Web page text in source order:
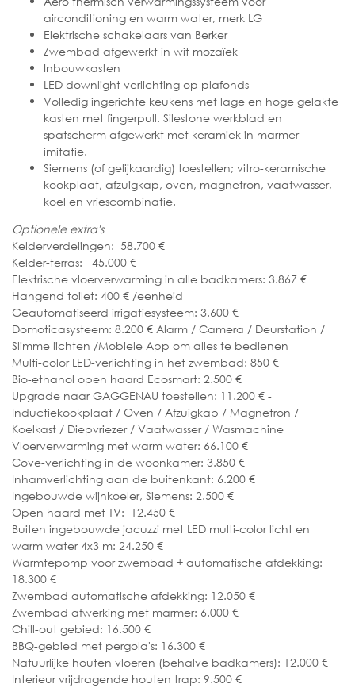
airconditioning en warm water, merk LG
Elektrische schakelaars van Berker
Zwembad afgewerkt in wit mozaïek
Inbouwkasten
LED downlight verlichting op plafonds
Volledig ingerichte keukens met lage en hoge gelakte
kasten met fingerpull. Silestone werkblad en
spatscherm afgewerkt met keramiek in marmer
imitatie.
Siemens (of gelijkaardig) toestellen; vitro-keramische
kookplaat, afzuigkap, oven, magnetron, vaatwasser,
koel en vriescombinatie.
Optionele extra's
Kelderverdelingen: 58.700 €
Kelder-terras: 45.000 €
Elektrische vloerverwarming in alle badkamers: 3.867 €
Hangend toilet: 400 € /eenheid
Geautomatiseerd irrigatiesysteem: 3.600 €
Domoticasysteem: 8.200 € Alarm / Camera / Deurstation /
Slimme lichten /Mobiele App om alles te bedienen
Multi-color LED-verlichting in het zwembad: 850 €
Bio-ethanol open haard Ecosmart: 2.500 €
Upgrade naar GAGGENAU toestellen: 11.200 € -
Inductiekookplaat / Oven / Afzuigkap / Magnetron /
Koelkast / Diepvriezer / Vaatwasser / Wasmachine
Vloerverwarming met warm water: 66.100 €
Cove-verlichting in de woonkamer: 3.850 €
Inhamverlichting aan de buitenkant: 6.200 €
Ingebouwde wijnkoeler, Siemens: 2.500 €
Open haard met TV: 12.450 €
Buiten ingebouwde jacuzzi met LED multi-color licht en
warm water 4x3 m: 24.250 €
Warmtepomp voor zwembad + automatische afdekking:
18.300 €
Zwembad automatische afdekking: 12.050 €
Zwembad afwerking met marmer: 6.000 €
Chill-out gebied: 16.500 €
BBQ-gebied met pergola's: 16.300 €
Natuurlijke houten vloeren (behalve badkamers): 12.000 €
Interieur vrijdragende houten trap: 9.500 €